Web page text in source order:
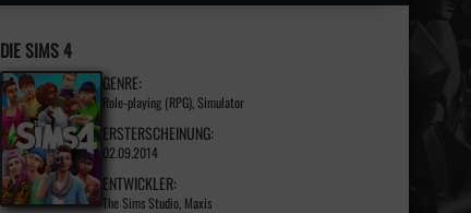
DIE SIMS 4
GENRE:
Role-playing (RPG), Simulator
ERSTERSCHEINUNG:
02.09.2014
ENTWICKLER:
The Sims Studio Maxis